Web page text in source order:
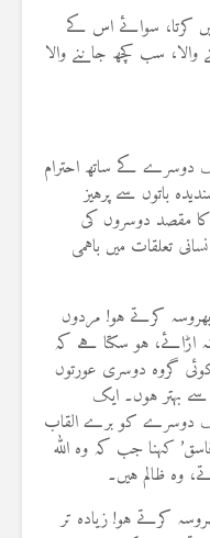
کرتا، سوائے اس کے
سب کچھ جاننے والا
دوسرے کے ساتھ احترام
باتوں سے پرہیز
مقصد دوسروں کی
تعلقات میں باہمی
کرتے ہو! مردوں
اڑائے، ہو سکتا ہے کہ
گروہ دوسری عورتوں
بہتر ہوں۔ ایک
دوسرے کو برے القاب
کہنا جب کہ وہ اللہ
وہ ظالم ہیں۔
کرتے ہو! زیادہ تر